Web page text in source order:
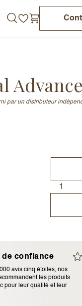
par un distributeur
de confiance
avis cinq étoiles, nos
les produits
pour leur qualité et leur